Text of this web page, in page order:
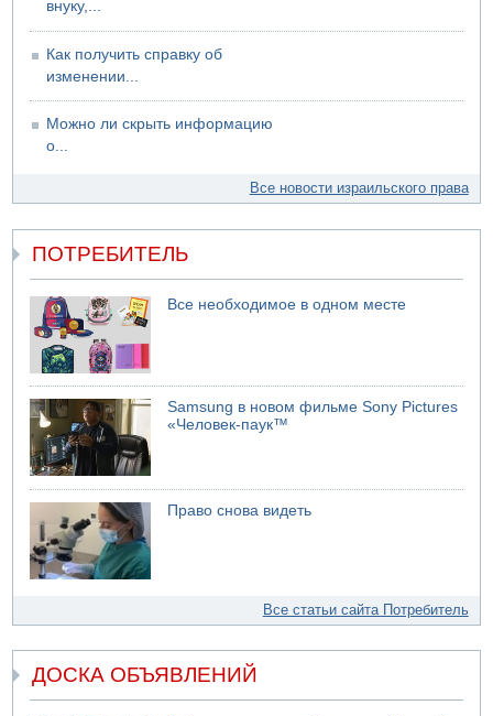
09.08.2026 13:38
NYT: Хизбалла переживает самый серьезный
финансовый кризис за многие годы
09.08.2026 13:29
Трагедия в Мексике: четырехлетний израильский
ребенок утонул, упав в бассейн
Авиакомпания Air Canada вновь отсрочила
возвращение в Израиль
внуку,...
Как получить справку об
изменении...
Можно ли скрыть информацию
о...
Все новости израильского права
ПОТРЕБИТЕЛЬ
Все необходимое в одном месте
Samsung в новом фильме Sony Pictures
«Человек-паук™
Право снова видеть
Все статьи сайта Потребитель
ДОСКА ОБЪЯВЛЕНИЙ